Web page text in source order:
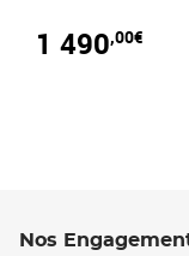
1 490,00€
Nos